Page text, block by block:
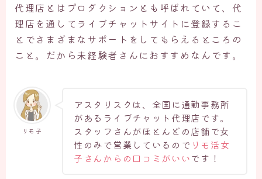
代理店とはプロダクションとも呼ばれていて、代
理店を通してライブチャットサイトに登録するこ
とでさまざまなサポートをしてもらえるところの
こと。だから未経験者さんにおすすめなんです。
リモ子
アスタリスクは、全国に通勤事務所
があるライブチャット代理店です。
スタッフさんがほとんどの店舗で女
性のみで営業しているので リモ活女
子さんからの口コミがいいです！